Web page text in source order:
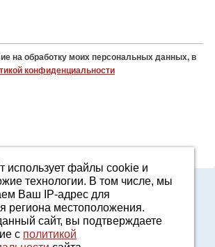
на обработку моих персональных данных, в
конфиденциальности
8-800-7000-371
2161601@agro96.ru
Политика конфиденциальности
8-800-7000-371
использует файлы cookie и
технологии. В том числе, мы
Ваш IP-адрес для
региона местоположения.
сайт, вы подтверждаете
с политикой